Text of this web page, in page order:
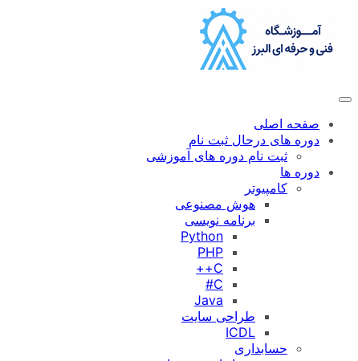
محتوا
صفحه اصلی
دوره های درحال ثبت نام
ثبت نام دوره های آموزشی
دوره ها
کامپیوتر
هوش مصنوعی
برنامه نویسی
Python
PHP
C++
C#
Java
طراحی سایت
ICDL
حسابداری